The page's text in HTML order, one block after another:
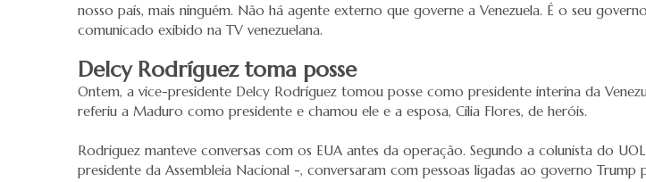
nosso país, mais ninguém. Não há agente externo que governe a Venezuela. É o seu
comunicado exibido na TV venezuelana.
Delcy Rodríguez toma posse
Ontem, a vice-presidente Delcy Rodríguez tomou posse como presidente interina da
referiu a Maduro como presidente e chamou ele e a esposa, Cilia Flores, de heróis.
Rodriguez manteve conversas com os EUA antes da operação. Segundo a colunista do
presidente da Assembleia Nacional -, conversaram com pessoas ligadas ao governo Trump